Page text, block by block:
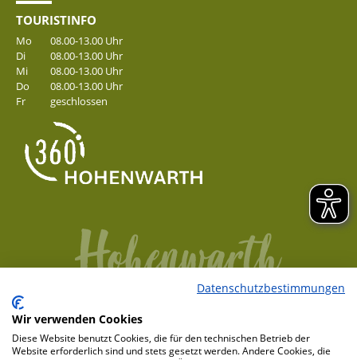
TOURISTINFO
Mo
08.00-13.00 Uhr
Di
08.00-13.00 Uhr
Mi
08.00-13.00 Uhr
Do
08.00-13.00 Uhr
Fr
geschlossen
Copyright 2026 by Gemeinde Hohenwarth
Datenschutzbestimmungen
Wir verwenden Cookies
Diese Website benutzt Cookies, die für den technischen Betrieb der
Website erforderlich sind und stets gesetzt werden. Andere Cookies, die